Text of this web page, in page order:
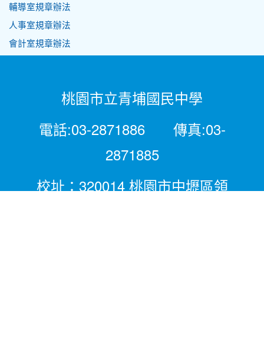
輔導室規章辦法
人事室規章辦法
會計室規章辦法
桃園市立青埔國民中學
電話:03-2871886 傳真:03-
2871885
校址：320014 桃園市中壢區領